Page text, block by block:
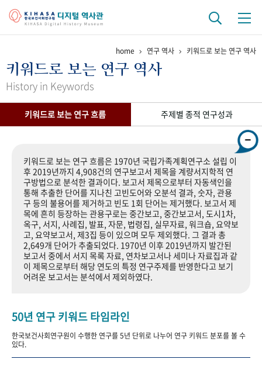
걸어온 길 기관 변천사 역대 기관장
연구 역사
기록물 아카이브
사진 아카이브 문서 기록물 행정박물 영상 기록물
+1주년 기념
성과 50선 숫자로 보는 50년 50+1주년 광장
세계와 함께 한 KIHASA
VR 역사관
home 연구 역사 키워드로 보는 연구 역사
키워드로 보는 연구 역사
History in Keywords
키워드로 보는 연구 흐름 주제별 종적 연구성과
키워드로 보는 연구 흐름은 1970년 국립가족계획연구소 설립 이
후 2019년까지 4,908건의 연구보고서 제목을 계량서지학적 연
구방법으로 분석한 결과이다. 보고서 제목으로부터 자동색인을
통해 추출한 단어를 지나친 고빈도어와 오분석 결과, 숫자, 관용
구 등의 불용어를 제거하고 빈도 1회 단어는 제거했다. 보고서 제
목에 흔히 등장하는 관용구로는 중간보고, 중간보고서, 도시1차,
옥구, 서지, 사례집, 발표, 자문, 법령집, 실무자료, 워크숍, 요약보
고, 요약보고서, 제3집 등이 있으며 모두 제외했다. 그 결과 총
2,649개 단어가 추출되었다. 1970년 이후 2019년까지 발간된
보고서 중에서 서지 목록 자료, 연차보고서나 세미나 자료집과 같
이 제목으로부터 해당 연도의 특정 연구주제를 반영한다고 보기
어려운 보고서는 분석에서 제외하였다.
50년 연구 키워드 타임라인
한국보건사회연구원이 수행한 연구를 5년 단위로 나누어 연구 키워드 분포를 볼 수
있다.